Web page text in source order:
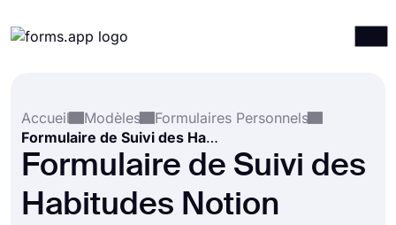
Intégrations
Modèles
Ressources
Accueil
Modèles
Formulaires Personnels
Formulaire de Suivi des Habitudes Notion
Formulaire de Suivi des
Habitudes Notion